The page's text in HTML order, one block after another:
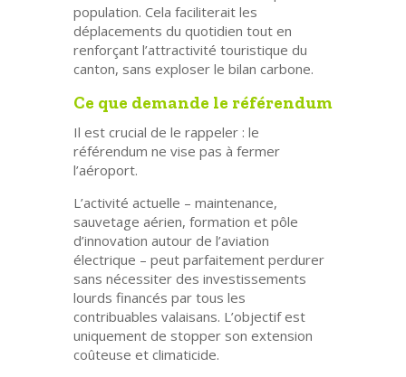
population. Cela faciliterait les
déplacements du quotidien tout en
renforçant l’attractivité touristique du
canton, sans exploser le bilan carbone.
Ce que demande le référendum
Il est crucial de le rappeler : le
référendum ne vise pas à fermer
l’aéroport.
L’activité actuelle – maintenance,
sauvetage aérien, formation et pôle
d’innovation autour de l’aviation
électrique – peut parfaitement perdurer
sans nécessiter des investissements
lourds financés par tous les
contribuables valaisans. L’objectif est
uniquement de stopper son extension
coûteuse et climaticide.